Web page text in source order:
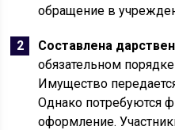
обращение в
Составлена
обязательном
Имущество
Однако потребуются
оформление.